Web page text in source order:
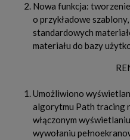
Nowa funkcja:
o przykładowe
standardowych
materiału do bazy
Umożliwiono
algorytmu Path tracing
włączonym
wywołaniu